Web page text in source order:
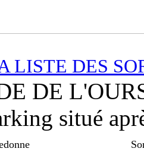
LISTE DES
DE
situé